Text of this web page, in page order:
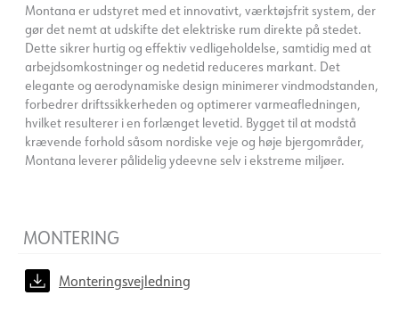
Montana er udstyret med et innovativt, værktøjsfrit system, der
gør det nemt at udskifte det elektriske rum direkte på stedet.
Dette sikrer hurtig og effektiv vedligeholdelse, samtidig med at
arbejdsomkostninger og nedetid reduceres markant. Det
elegante og aerodynamiske design minimerer vindmodstanden,
forbedrer driftssikkerheden og optimerer varmeafledningen,
hvilket resulterer i en forlænget levetid. Bygget til at modstå
krævende forhold såsom nordiske veje og høje bjergområder,
Montana leverer pålidelig ydeevne selv i ekstreme miljøer.
MONTERING
Monteringsvejledning